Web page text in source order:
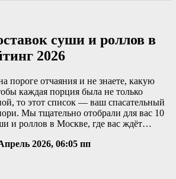
суши и роллов в
2026
пороге отчаяния и не знаете, какую
каждая порция была не только
то этот список — ваш спасательный
Мы тщательно отобрали для вас 10
и роллов в Москве, где вас ждёт…
2026, 06:05 пп